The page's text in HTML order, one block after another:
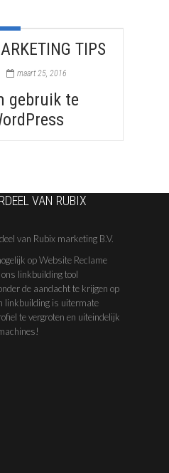
TIPS
maart 25, 2016
gebruik te
VAN RUBIX
van Rubix marketing B.V.
op Website Reclame
linkbuilding tool
de aandacht te krijgen op
linkbuilding is uitermate
te vergroten en uiteindelijk